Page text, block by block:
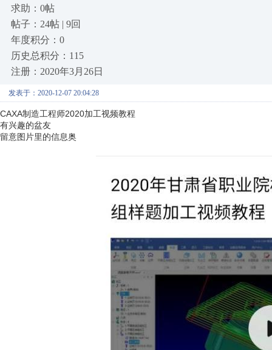
求助：0帖
帖子：24帖 | 9回
年度积分：0
历史总积分：115
注册：2020年3月26日
发表于：2020-12-07 20:04:28
CAXA制造工程师2020加工视频教程
有兴趣的盆友
留意图片里的信息奥